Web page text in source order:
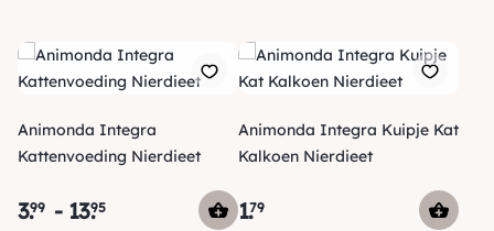
Animonda Integra
Kattenvoeding Nierdieet
3.99 - 13.95
Animonda Integra Kuipje Kat
Kalkoen Nierdieet
1.79